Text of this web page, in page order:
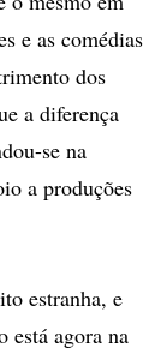
e as comédias
dos
a diferença
se na
a produções
estranha, e
está agora na